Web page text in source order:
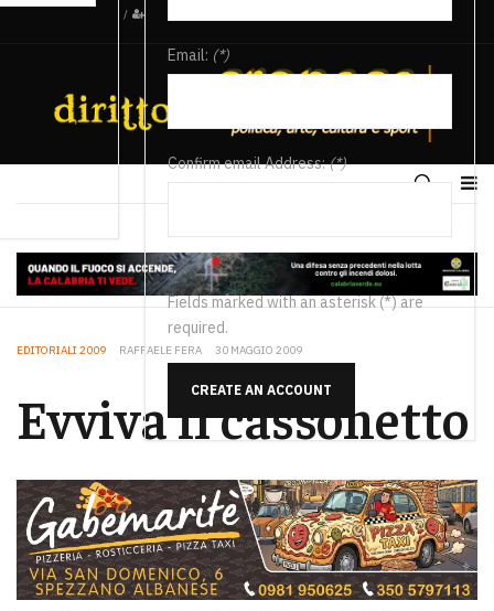
/
Email: (*)
Confirm email Address:(*)
Fields marked with an asterisk (*) are
required.
CREATE AN ACCOUNT
EDITORIALI 2009 RAFFAELE FERA 30 MAGGIO 2009
Evviva il cassonetto